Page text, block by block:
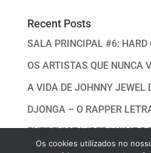
Recent Posts
SALA PRINCIPAL #6: HARD
OS ARTISTAS QUE NUNCA
A VIDA DE JOHNNY JEWEL
DJONGA – O RAPPER
ENTREVISTA IBERANIME
Os cookies utilizados no